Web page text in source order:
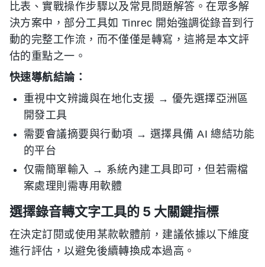
比表、實戰操作步驟以及常見問題解答。在眾多解
決方案中，部分工具如 Tinrec 開始強調從錄音到行
動的完整工作流，而不僅僅是轉寫，這將是本文評
估的重點之一。
快速導航結論：
重視中文辨識與在地化支援 → 優先選擇亞洲區
開發工具
需要會議摘要與行動項 → 選擇具備 AI 總結功能
的平台
仅需簡單輸入 → 系統內建工具即可，但若需檔
案處理則需專用軟體
選擇錄音轉文字工具的 5 大關鍵指標
在決定訂閱或使用某款軟體前，建議依據以下維度
進行評估，以避免後續轉換成本過高。